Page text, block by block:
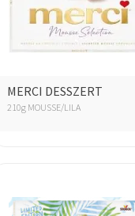
MERCI DESSZERT
210g MOUSSE/LILA